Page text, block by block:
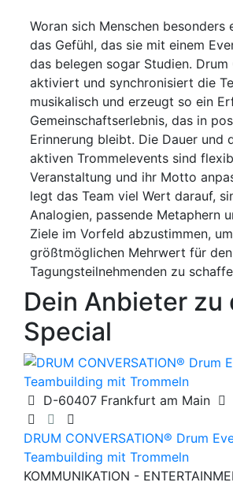
Woran sich Menschen besonders
das Gefühl, das sie mit einem
das belegen sogar Studien.
aktiviert und synchronisiert die
musikalisch und erzeugt so ein
Gemeinschaftserlebnis, das in
Erinnerung bleibt. Die Dauer und
aktiven Trommelevents sind
Veranstaltung und ihr Motto
legt das Team viel Wert darauf,
Analogien, passende Metaphern
Ziele im Vorfeld abzustimmen,
größtmöglichen Mehrwert für
Tagungsteilnehmenden zu
Dein Anbieter zu
Special
D-60407 Frankfurt am Main
DRUM CONVERSATION® Drum
Teambuilding mit Trommeln
KOMMUNIKATION -